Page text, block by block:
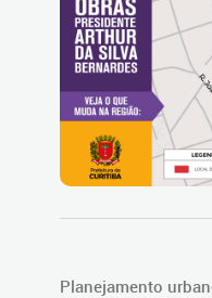
Planejamento